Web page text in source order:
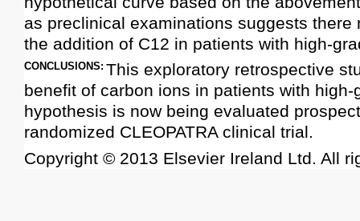
as preclinical examinations suggests there
the addition of C12 in patients with high-
CONCLUSIONS: This exploratory retrospective
benefit of carbon ions in patients with
hypothesis is now being evaluated
randomized CLEOPATRA clinical trial.
Copyright © 2013 Elsevier Ireland Ltd. All